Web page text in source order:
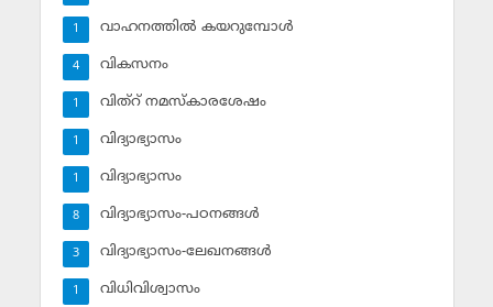
വാഹനത്തില്‍ കയറുമ്പോള്‍
1
വികസനം
4
വിത്‌റ് നമസ്‌കാരശേഷം
1
വിദ്യാഭ്യാസം
1
വിദ്യാഭ്യാസം
1
വിദ്യാഭ്യാസം-പഠനങ്ങള്‍
8
വിദ്യാഭ്യാസം-ലേഖനങ്ങള്‍
3
വിധിവിശ്വാസം
1